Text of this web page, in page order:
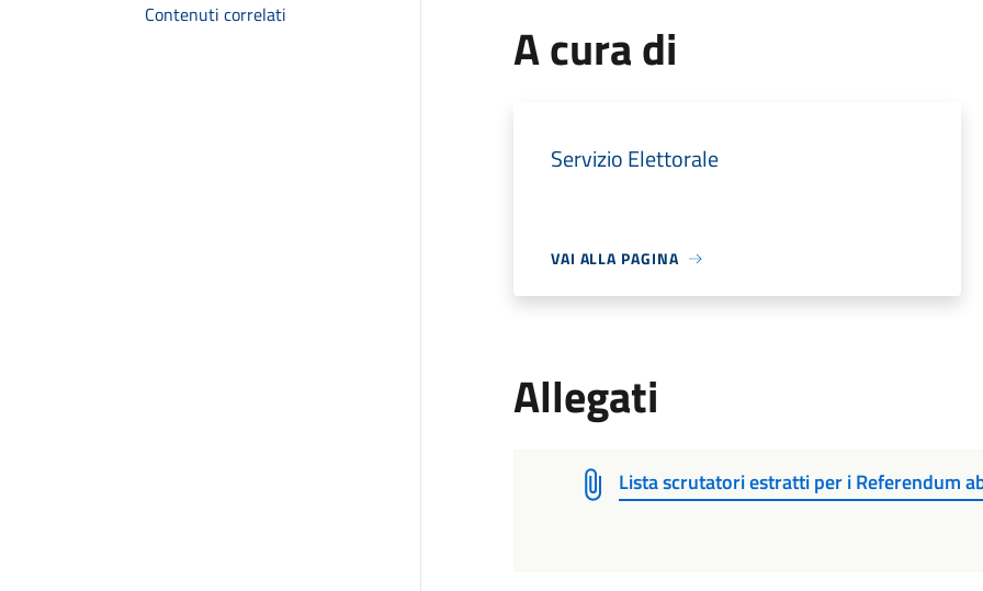
Contenuti correlati
A cura di
Servizio Elettorale
VAI ALLA PAGINA
Allegati
Lista scrutatori estratti per i Referendum